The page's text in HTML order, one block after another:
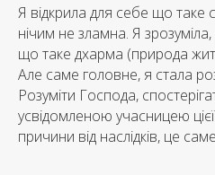
Я відкрила для себе що таке
нічим не зламна. Я
що таке дхарма (природа
Але саме головне, я стала
Розуміти Господа,
усвідомленою учасницею цієї
причини від наслідків, це